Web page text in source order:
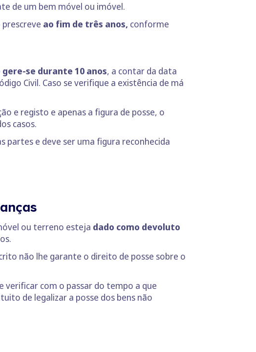
de um bem móvel ou imóvel.
ao fim de três anos, conforme
se durante 10 anos, a contar da data
Civil. Caso se verifique a existência de má
e registo e apenas a figura de posse, o
casos.
partes e deve ser uma figura reconhecida
ou terreno esteja dado como devoluto
não lhe garante o direito de posse sobre o
verificar com o passar do tempo a que
de legalizar a posse dos bens não